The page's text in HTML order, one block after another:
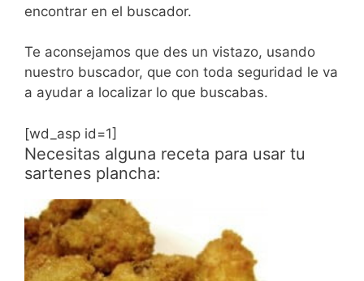
encontrar en el buscador.
Te aconsejamos que des un vistazo, usando
nuestro buscador, que con toda seguridad le va
a ayudar a localizar lo que buscabas.
[wd_asp id=1]
Necesitas alguna receta para usar tu
sartenes plancha: